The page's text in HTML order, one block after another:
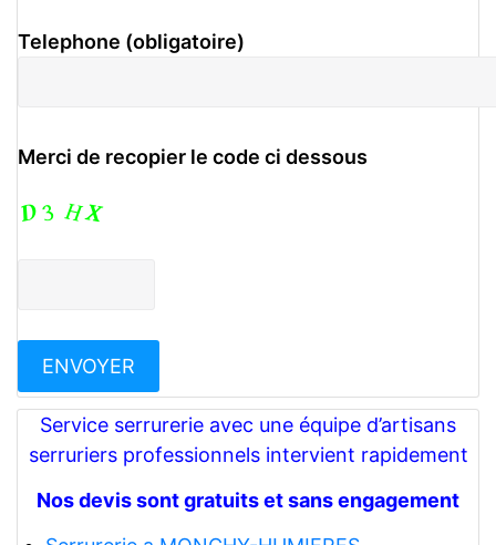
Telephone (obligatoire)
Merci de recopier le code ci dessous
Service serrurerie avec une équipe d’artisans
serruriers professionnels intervient rapidement
Nos devis sont gratuits et sans engagement